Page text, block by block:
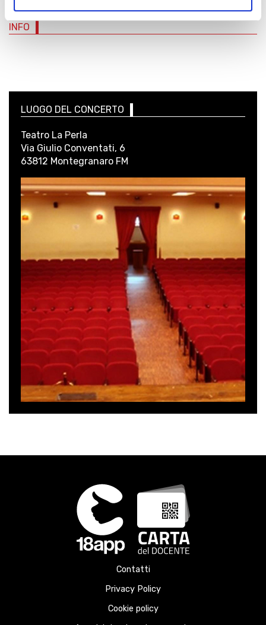
INFO
LUOGO DEL CONCERTO
Teatro La Perla
Via Giulio Conventati, 6
63812 Montegranaro FM
Contatti
Privacy Policy
Cookie policy